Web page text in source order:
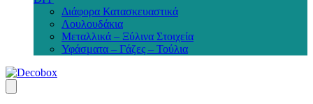
Διάφορα Κατασκευαστικά
Λουλουδάκια
Μεταλλικά – Ξύλινα Στοιχεία
Υφάσματα – Γάζες – Τούλια